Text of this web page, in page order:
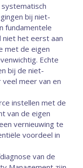
bij niet-
fundamentele
niet het eerst aan
met de eigen
Echte
bij de niet-
veel meer van en
instellen met de
van de eigen
vernieuwing te
voordeel in
van de